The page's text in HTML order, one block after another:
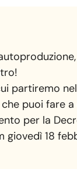
partiremo
puoi fare a
per la
giovedì 18